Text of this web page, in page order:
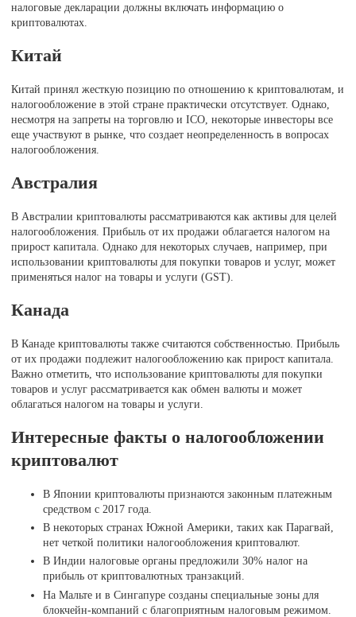
налоговые декларации должны включать информацию о
криптовалютах.
Китай
Китай принял жесткую позицию по отношению к криптовалютам, и
налогообложение в этой стране практически отсутствует. Однако,
несмотря на запреты на торговлю и ICO, некоторые инвесторы все
еще участвуют в рынке, что создает неопределенность в вопросах
налогообложения.
Австралия
В Австралии криптовалюты рассматриваются как активы для целей
налогообложения. Прибыль от их продажи облагается налогом на
прирост капитала. Однако для некоторых случаев, например, при
использовании криптовалюты для покупки товаров и услуг, может
применяться налог на товары и услуги (GST).
Канада
В Канаде криптовалюты также считаются собственностью. Прибыль
от их продажи подлежит налогообложению как прирост капитала.
Важно отметить, что использование криптовалюты для покупки
товаров и услуг рассматривается как обмен валюты и может
облагаться налогом на товары и услуги.
Интересные факты о налогообложении
криптовалют
В Японии криптовалюты признаются законным платежным
средством с 2017 года.
В некоторых странах Южной Америки, таких как Парагвай,
нет четкой политики налогообложения криптовалют.
В Индии налоговые органы предложили 30% налог на
прибыль от криптовалютных транзакций.
На Мальте и в Сингапуре созданы специальные зоны для
блокчейн-компаний с благоприятным налоговым режимом.